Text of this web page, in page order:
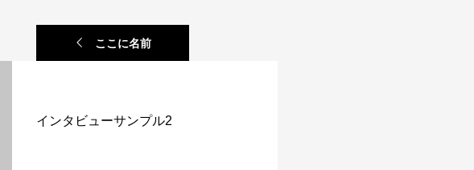
ここに名前
インタビューサンプル2